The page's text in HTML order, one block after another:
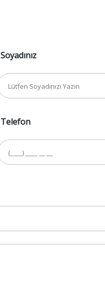
Soyadınız
Telefon